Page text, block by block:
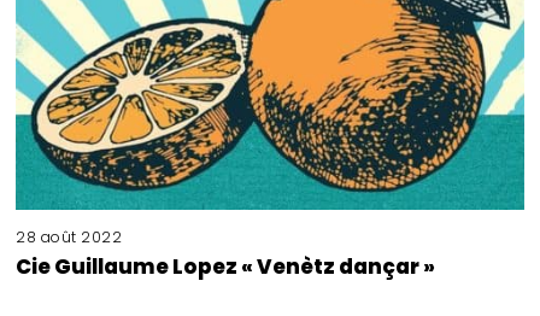
28 août 2022
Cie Guillaume Lopez « Venètz dançar »